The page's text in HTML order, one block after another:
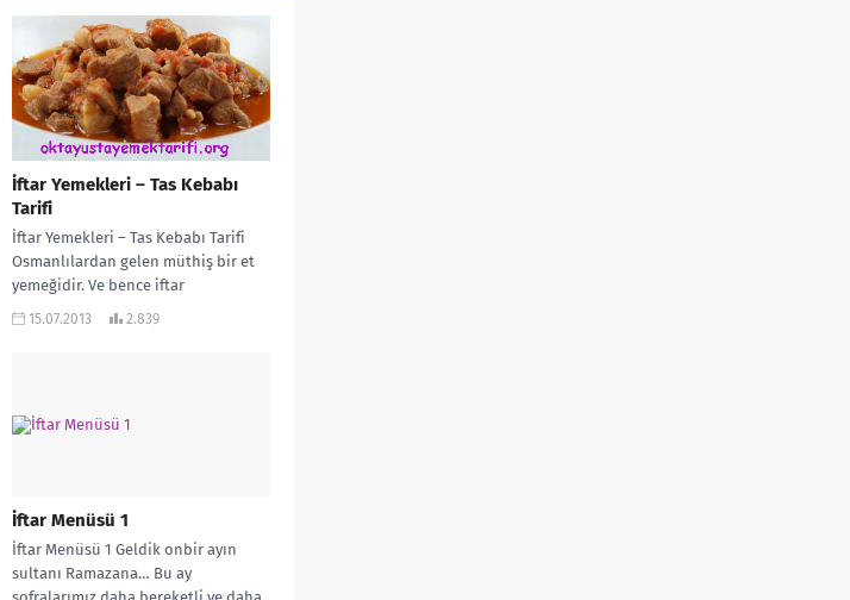
İftar Yemekleri – Tas Kebabı
Tarifi
İftar Yemekleri – Tas Kebabı Tarifi
Osmanlılardan gelen müthiş bir et
yemeğidir. Ve bence iftar
sofralarının da olmazsa olmazıdır.
15.07.2013 2.839
İftar Menüsü 1
İftar Menüsü 1 Geldik onbir ayın
sultanı Ramazana… Bu ay